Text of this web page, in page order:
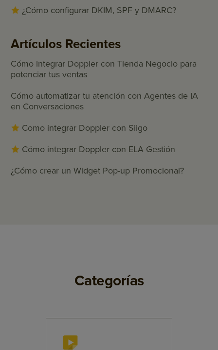
¿Cómo configurar DKIM, SPF y DMARC?
Artículos Recientes
Cómo integrar Doppler con Tienda Negocio para
potenciar tus ventas
Cómo automatizar tu atención con Agentes de IA
en Conversaciones
Como integrar Doppler con Siigo
Cómo integrar Doppler con ELA Gestión
¿Cómo crear un Widget Pop-up Promocional?
Categorías